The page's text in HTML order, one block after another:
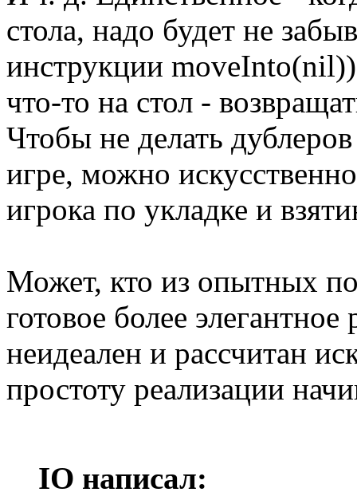
стола, надо будет не
инструкции moveInto(nil))
что-то на стол -
Чтобы не делать
игре, можно
игрока по укладке и
Может, кто из опытных
готовое более
неидеален и рассчитан
простоту реализации
IO написал: